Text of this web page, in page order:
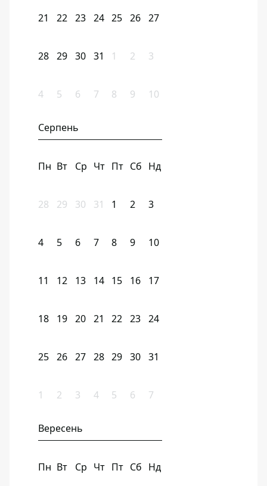
21 22 23 24 25 26 27
28 29 30 31 1 2 3
4 5 6 7 8 9 10
Серпень
Пн Вт Ср Чт Пт Сб Нд
28 29 30 31 1 2 3
4 5 6 7 8 9 10
11 12 13 14 15 16 17
18 19 20 21 22 23 24
25 26 27 28 29 30 31
1 2 3 4 5 6 7
Вересень
Пн Вт Ср Чт Пт Сб Нд